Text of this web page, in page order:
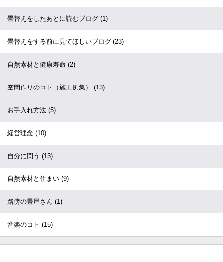
畳替えをしたあとに読むブログ (1)
畳替えをする前に見てほしいブログ (23)
自然素材と健康寿命 (2)
空間作りのコト（施工例集） (13)
お手入れ方法 (5)
経営理念 (10)
自分に問う (13)
自然素材と住まい (9)
路傍の畳屋さん (1)
音楽のコト (15)